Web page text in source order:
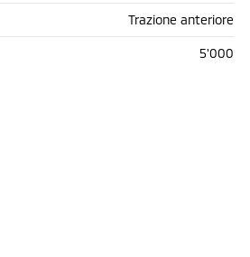
Trazione anteriore
5'000